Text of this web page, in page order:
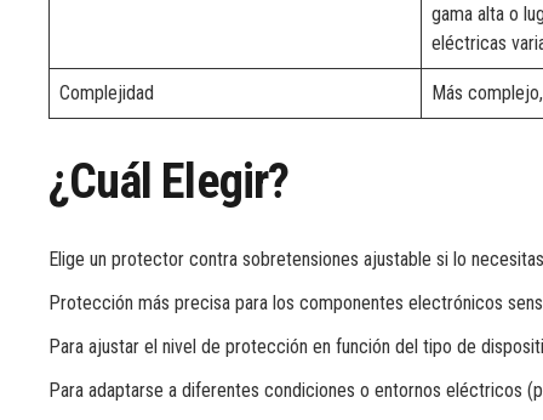
gama alta o
eléctricas
Complejidad Más
¿Cuál Elegir?
Elige un protector contra sobretensiones ajustable si lo
Protección más precisa para los componentes electrónicos
Para ajustar el nivel de protección en función del tipo de
Para adaptarse a diferentes condiciones o entornos eléctricos